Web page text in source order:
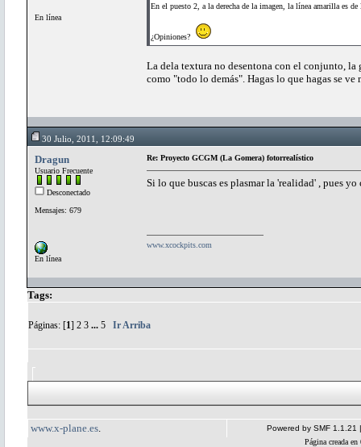
En línea
En el puesto 2, a la derecha de la imagen, la línea amarilla es
¿Opiniones?
La dela textura no desentona con el conjunto, la
como "todo lo demás". Hagas lo que hagas se
30 Julio, 2011, 12:09:49
Dragun
Usuario Frecuente
Desconectado
Mensajes: 679
En línea
Re: Proyecto GCGM (La Gomera) fotorrealístico
Si lo que buscas es plasmar la 'realidad' , pues
www.xcockpits.com
Tags:
Páginas: [1] 2 3 ... 5 Ir Arriba
www.x-plane.es Powered by SMF 1.1.21
Página creada